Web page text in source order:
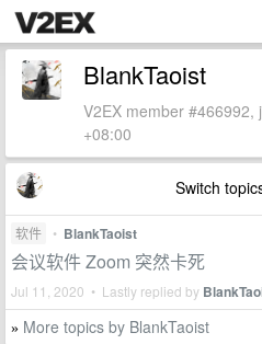
BlankTaoist
V2EX member
+08:00
Switch
软件 • BlankTaoist
会议软件 Zoom 突然卡死
Jul 11, 2020 • Lastly replied by
» More topics by BlankTaoist